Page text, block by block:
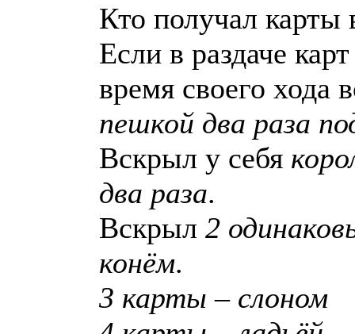
Кто получал
Если в раздаче
время своего хода
пешкой два раза
Вскрыл у себя
два раза.
Вскрыл 2
конём.
3 карты – слоном